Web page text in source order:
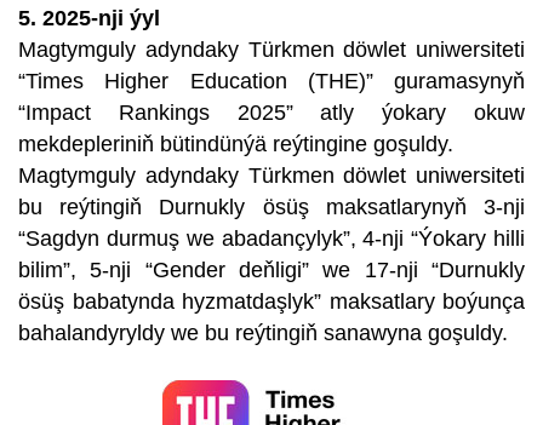
5. 2025-nji ýyl
Magtymguly adyndaky Türkmen döwlet uniwersiteti
“Times Higher Education (THE)” guramasynyň
“Impact Rankings 2025” atly ýokary okuw
mekdepleriniň bütindünýä reýtingine goşuldy.
Magtymguly adyndaky Türkmen döwlet uniwersiteti
bu reýtingiň Durnukly ösüş maksatlarynyň 3-nji
“Sagdyn durmuş we abadançylyk”, 4-nji “Ýokary hilli
bilim”, 5-nji “Gender deňligi” we 17-nji “Durnukly
ösüş babatynda hyzmatdaşlyk” maksatlary boýunça
bahalandyryldy we bu reýtingiň sanawyna goşuldy.